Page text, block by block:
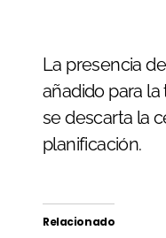
La presencia
añadido para
se descarta la
planificación.
Relacionado